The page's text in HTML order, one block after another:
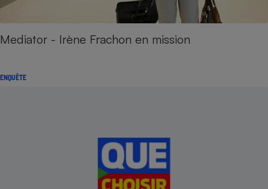
Mediator - Irène Frachon en mission
ENQUÊTE